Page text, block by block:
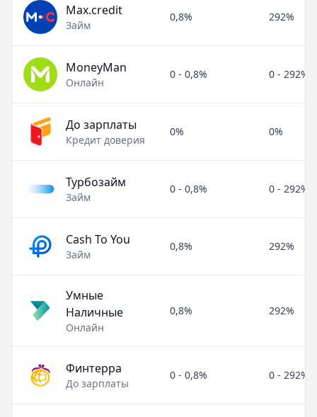
Max.credit
Займ
0,8% 292%
MoneyMan
Онлайн
0 - 0,8% 0 - 292%
До зарплаты
Кредит доверия
0% 0%
Турбозайм
Займ
0 - 0,8% 0 - 292%
Cash To You
Займ
0,8% 292%
Умные
Наличные
Онлайн
0,8% 292%
Финтерра
До зарплаты
0 - 0,8% 0 - 292%